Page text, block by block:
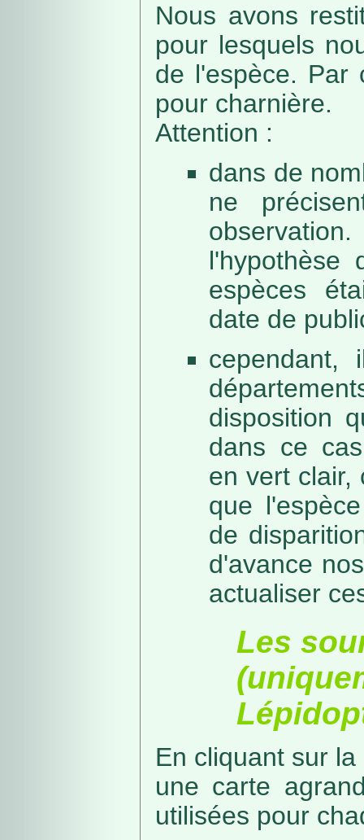
Nous avons
pour lesquels
de l'espèce. Par
pour charnière.
Attention :
dans de
ne
l'hypothèse
espèces
date de
cependant,
disposition
dans ce
en vert clair,
que
de
d'avance
actualiser
Les
En cliquant sur
une carte
utilisées pour